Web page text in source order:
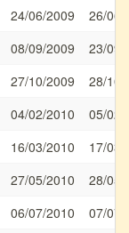
24/06/2009
26/06/
08/09/2009
23/09/
27/10/2009
28/10/
04/02/2010
05/02/
16/03/2010
17/03/
27/05/2010
28/05/
06/07/2010
07/07/